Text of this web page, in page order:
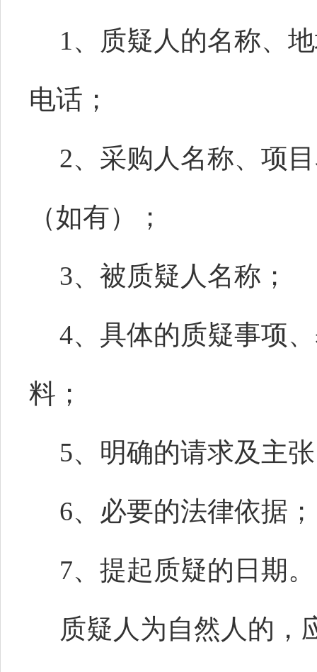
1、质疑人的名称、
电话；
2、采购人名称、项
（如有）；
3、被质疑人名称；
4、具体的质疑事项
料；
5、明确的请求及主
6、必要的法律依据；
7、提起质疑的日期。
质疑人为自然人的，